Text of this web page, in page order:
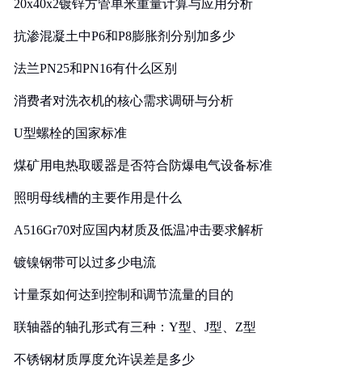
20x40x2镀锌方管单米重量计算与应用分析
抗渗混凝土中P6和P8膨胀剂分别加多少
法兰PN25和PN16有什么区别
消费者对洗衣机的核心需求调研与分析
U型螺栓的国家标准
煤矿用电热取暖器是否符合防爆电气设备标准
照明母线槽的主要作用是什么
A516Gr70对应国内材质及低温冲击要求解析
镀镍钢带可以过多少电流
计量泵如何达到控制和调节流量的目的
联轴器的轴孔形式有三种：Y型、J型、Z型
不锈钢材质厚度允许误差是多少